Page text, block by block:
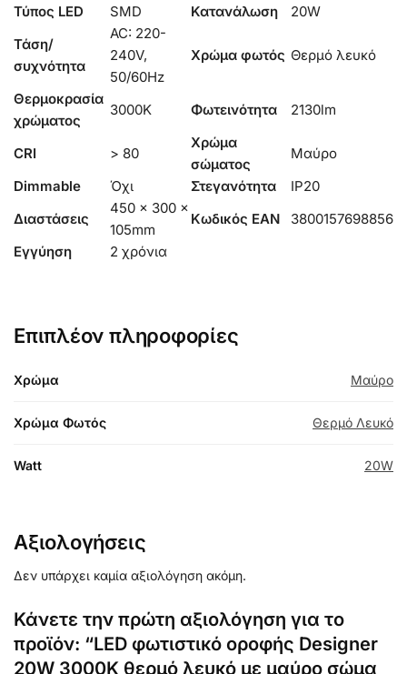
Τύπος LED
SMD Κατανάλωση
20W
Τάση/
συχνότητα
AC: 220-
240V,
50/60Hz
Χρώμα φωτός Θερμό λευκό
Θερμοκρασία
χρώματος
3000K Φωτεινότητα 2130lm
CRI > 80
Χρώμα
σώματος
Μαύρο
Dimmable
Όχι Στεγανότητα
IP20
Διαστάσεις
450 x 300 x
105mm
Κωδικός EAN
3800157698856
Εγγύηση
2 χρόνια
Επιπλέον πληροφορίες
Χρώμα Μαύρο
Χρώμα Φωτός Θερμό Λευκό
Watt 20W
Αξιολογήσεις
Δεν υπάρχει καμία αξιολόγηση ακόμη.
Κάνετε την πρώτη αξιολόγηση για το
προϊόν: “LED φωτιστικό οροφής Designer
20W 3000Κ θερμό λευκό με μαύρο σώμα